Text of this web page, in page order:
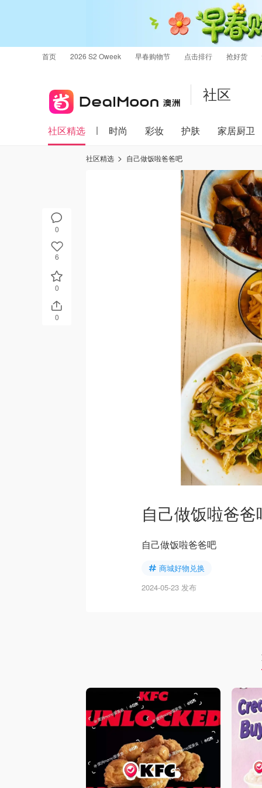
首页 2026 S2 Oweek 早春购物节 点击排行 抢好货
社区
社区精选 时尚 彩妆 护肤 家居厨卫
0
6
0
0
社区精选 自己做饭啦爸爸吧
自己做饭啦爸爸
自己做饭啦爸爸吧
商城好物兑换
2024-05-23 发布